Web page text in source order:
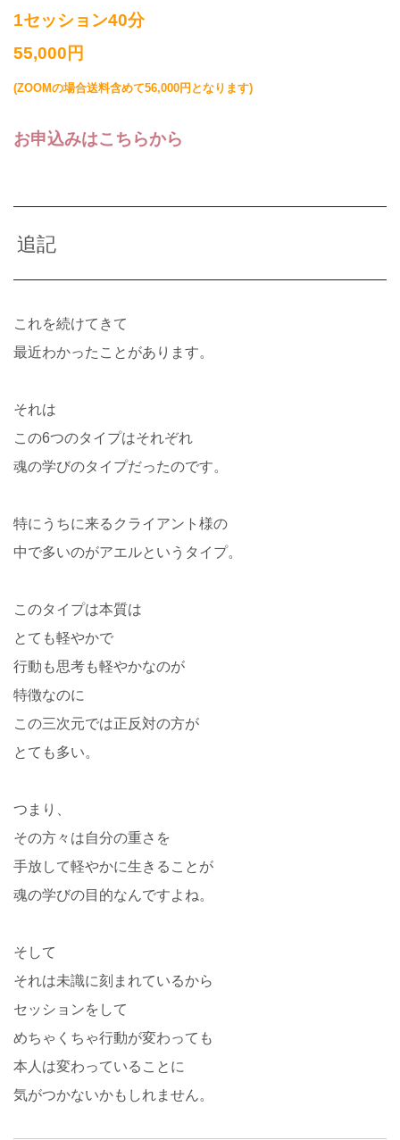
1セッション40分
55,000円
(ZOOMの場合送料含めて56,000円となります)
お申込みはこちらから
追記
これを続けてきて
最近わかったことがあります。
それは
この6つのタイプはそれぞれ
魂の学びのタイプだったのです。
特にうちに来るクライアント様の
中で多いのがアエルというタイプ。
このタイプは本質は
とても軽やかで
行動も思考も軽やかなのが
特徴なのに
この三次元では正反対の方が
とても多い。
つまり、
その方々は自分の重さを
手放して軽やかに生きることが
魂の学びの目的なんですよね。
そして
それは未識に刻まれているから
セッションをして
めちゃくちゃ行動が変わっても
本人は変わっていることに
気がつかないかもしれません。